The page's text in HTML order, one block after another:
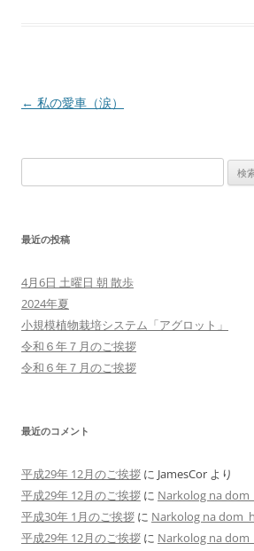
投
ョ
ン
← 私の愛車（涙）
索:
最近の投稿
4月6日 土曜日 朝 散歩
2024年夏
小規模植物栽培システム「アグロット」
令和６年７月のご挨拶
令和６年７月のご挨拶
最近のコメント
平成29年 12月のご挨拶 に JamesCor より
平成29年 12月のご挨拶 に Narkolog na
平成30年 1月のご挨拶 に Narkolog na
平成29年 12月のご挨拶 に Narkolog na